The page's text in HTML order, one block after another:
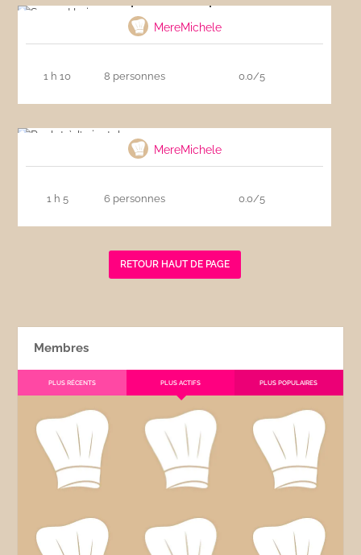
MereMichele
1 h 10 8 personnes 0.0/5
MereMichele
1 h 5 6 personnes 0.0/5
RETOUR HAUT DE PAGE
Membres
PLUS RÉCENTS PLUS ACTIFS PLUS POPULAIRES